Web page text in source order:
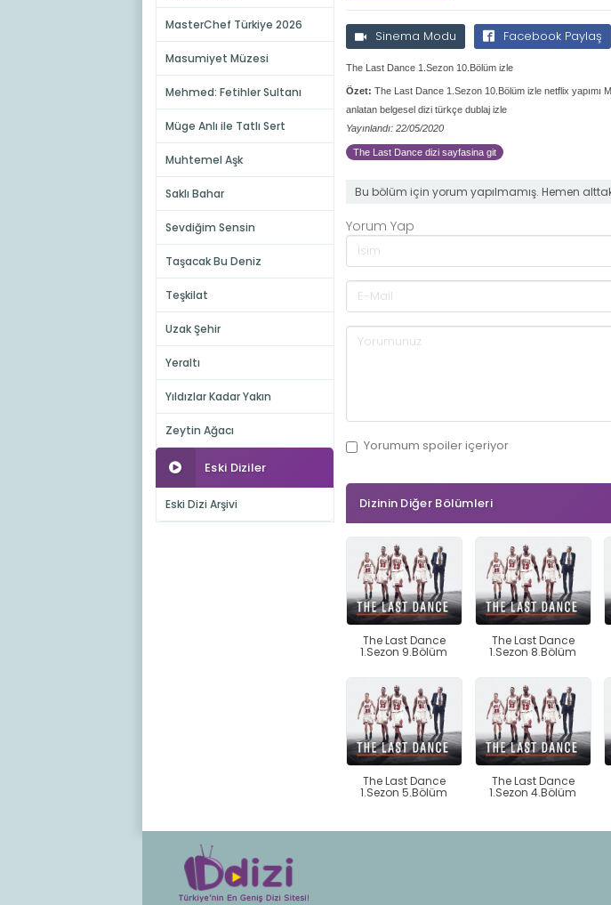
MasterChef Türkiye 2026
Masumiyet Müzesi
Mehmed: Fetihler Sultanı
Müge Anlı ile Tatlı Sert
Muhtemel Aşk
Saklı Bahar
Sevdiğim Sensin
Taşacak Bu Deniz
Teşkilat
Uzak Şehir
Yeraltı
Yıldızlar Kadar Yakın
Zeytin Ağacı
Eski Diziler
Eski Dizi Arşivi
Sinema Modu Facebook Paylaş
The Last Dance 1.Sezon 10.Bölüm izle
Özet: The Last Dance 1.Sezon 10.Bölüm izle netflix yapımı
anlatan belgesel dizi türkçe dublaj izle
Yayınlandı: 22/05/2020
The Last Dance dizi sayfasina git
Bu bölüm için yorum yapılmamış. Hemen
Yorum Yap
Yorumum spoileriçeriyor
Dizinin Diğer Bölümleri
The Last Dance
1.Sezon 9.Bölüm
The Last Dance
1.Sezon 8.Bölüm
The Last Dance
1.Sezon 5.Bölüm
The Last Dance
1.Sezon 4.Bölüm